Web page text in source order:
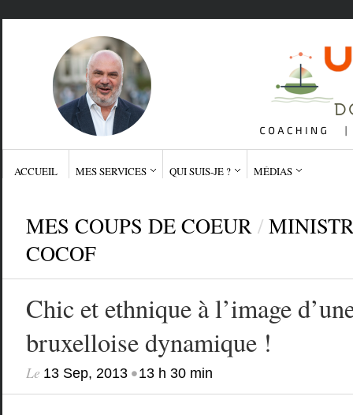
ACCUEIL MES SERVICES QUI SUIS-JE ? MÉDIAS
MES COUPS DE COEUR /
COCOF
Chic et ethnique à l’image
bruxelloise dynamique !
Le 13 Sep, 2013•13 h 30 min